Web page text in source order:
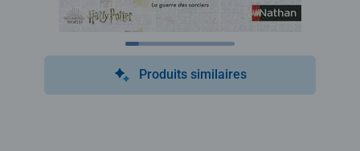
Produits similaires